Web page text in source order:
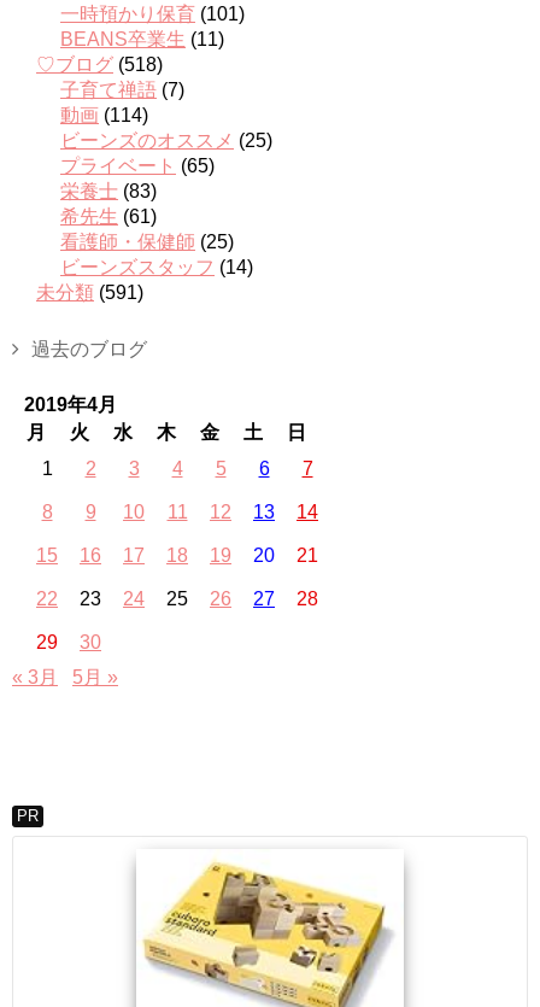
一時預かり保育 (101)
BEANS卒業生 (11)
♡ブログ (518)
子育て禅語 (7)
動画 (114)
ビーンズのオススメ (25)
プライベート (65)
栄養士 (83)
希先生 (61)
看護師・保健師 (25)
ビーンズスタッフ (14)
未分類 (591)
過去のブログ
2019年4月
月
火 水 木 金 土
日
1
2 3 4 5 6 7
8 9 10 11 12 13 14
15 16 17 18 19 20 21
22 23 24 25 26 27 28
29
30
« 3月
5月 »
PR